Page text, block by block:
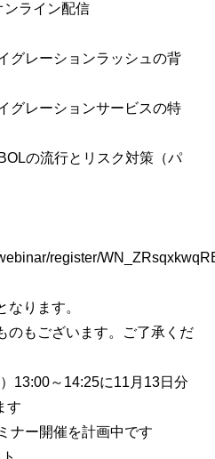
ライン配信
レーションラッシュの背
ンサービスの特
行とリスク対策（パ
register/
ります。
のもございます。ご了承くだ
13:00～14:25に11月13日分
す
ー開催を計画中です